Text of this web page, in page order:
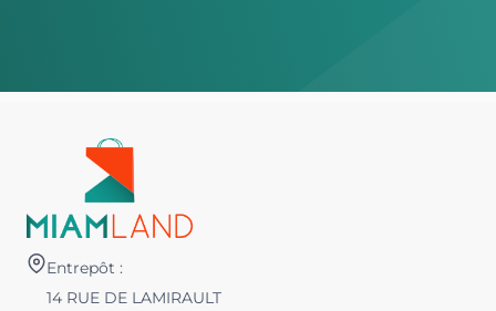
Entrepôt :
14 RUE DE LAMIRAULT